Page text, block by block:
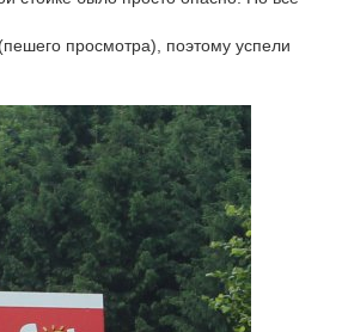
просмотра), поэтому успели